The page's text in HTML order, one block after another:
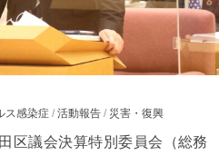
ス感染症/ 活動報告/ 災害・復興
区議会決算特別委員会（総務